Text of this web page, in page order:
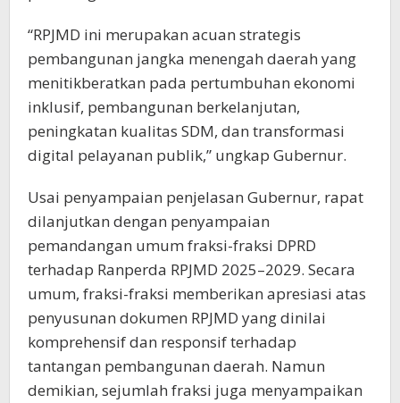
“RPJMD ini merupakan acuan strategis
pembangunan jangka menengah daerah yang
menitikberatkan pada pertumbuhan ekonomi
inklusif, pembangunan berkelanjutan,
peningkatan kualitas SDM, dan transformasi
digital pelayanan publik,” ungkap Gubernur.
Usai penyampaian penjelasan Gubernur, rapat
dilanjutkan dengan penyampaian
pemandangan umum fraksi-fraksi DPRD
terhadap Ranperda RPJMD 2025–2029. Secara
umum, fraksi-fraksi memberikan apresiasi atas
penyusunan dokumen RPJMD yang dinilai
komprehensif dan responsif terhadap
tantangan pembangunan daerah. Namun
demikian, sejumlah fraksi juga menyampaikan